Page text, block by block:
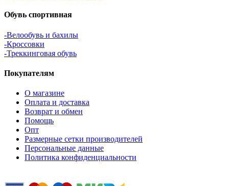
Обувь спортивная
-Велообувь и бахилы
-Кроссовки
-Треккинговая обувь
Покупателям
О магазине
Оплата и доставка
Возврат и обмен
Помощь
Опт
Размерные сетки производителей
Персональные данные
Политика конфиденциальности